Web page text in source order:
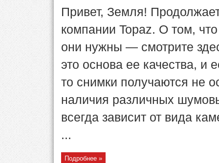
Привет, Земля!
компании Topaz. О том,
они нужны — смотрите
это основа ее качества, и
то снимки получаются не
наличия различных
всегда зависит от вида
...
Подробнее »